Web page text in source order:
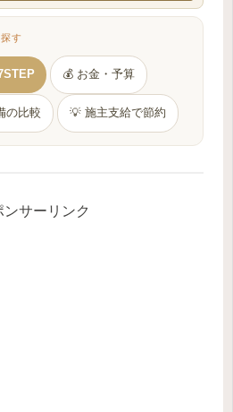
す
💰 お金・予算
の比較 💡 施主支給で節約
ンサーリンク